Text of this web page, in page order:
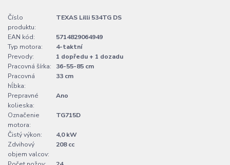
Číslo
produktu:
TEXAS Lilli 534TG DS
EAN kód:
5714829064949
Typ motora:
4-taktní
Prevody:
1 dopředu + 1 dozadu
Pracovná šírka:
36-55-85 cm
Pracovná
hĺbka:
33 cm
Prepravné
kolieska:
Ano
Označenie
motora:
TG715D
Čistý výkon:
4,0 kW
Zdvihový
objem valcov:
208 cc